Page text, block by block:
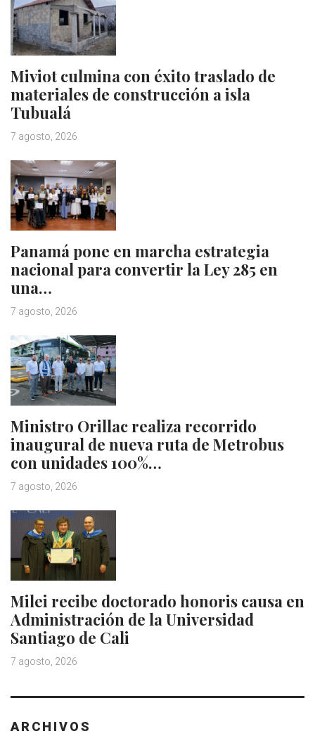
Miviot culmina con éxito traslado de
materiales de construcción a isla
Tubualá
7 agosto, 2026
Panamá pone en marcha estrategia
nacional para convertir la Ley 285 en
una…
7 agosto, 2026
Ministro Orillac realiza recorrido
inaugural de nueva ruta de Metrobus
con unidades 100%…
7 agosto, 2026
Milei recibe doctorado honoris causa en
Administración de la Universidad
Santiago de Cali
7 agosto, 2026
ARCHIVOS